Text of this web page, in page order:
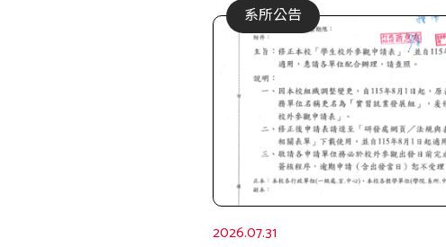
系所公告
2026.07.31